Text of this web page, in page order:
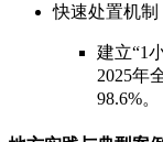
快速处置机制
建立“1
2025年
98.6%。